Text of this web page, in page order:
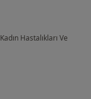
Kadın Hastalıkları Ve